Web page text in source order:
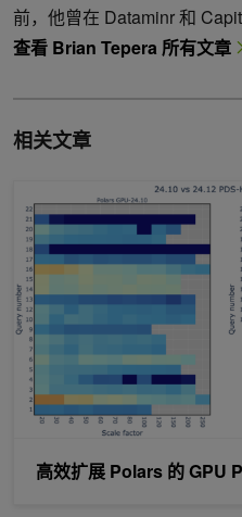
前，他曾在 Dataminr 和
查看 Brian Tepera 所有文章
相关文章
高效扩展 Polars 的 GPU
高效扩展 Polars 的 GPU